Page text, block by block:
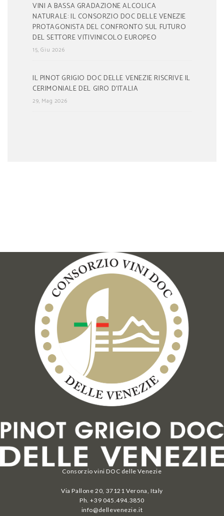
VINI A BASSA GRADAZIONE ALCOLICA
NATURALE: IL CONSORZIO DOC DELLE VENEZIE
PROTAGONISTA DEL CONFRONTO SUL FUTURO
DEL SETTORE VITIVINICOLO EUROPEO
15, Giu 2026
IL PINOT GRIGIO DOC DELLE VENEZIE RISCRIVE IL
CERIMONIALE DEL GIRO D’ITALIA
29, Mag 2026
Consorzio vini DOC delle Venezie
Via Pallone 20, 37121 Verona, Italy
Ph. +39 045.494.3850
info@dellevenezie.it